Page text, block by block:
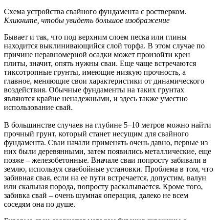
Схема устройства свайного фундамента с ростверком.
Кликните, чтобы увидеть большое изображение
Бывает и так, что под верхним слоем песка или глины
находится выклинивающийся слой торфа. В этом случае по
причине неравномерной осадки может произойти крен
плиты, значит, опять нужны сваи. Еще чаще встречаются
тиксотропные грунты, имеющие низкую прочность, а
главное, меняющие свои характеристики от динамического
воздействия. Обычные фундаменты на таких грунтах
являются крайне ненадежными, и здесь также уместно
использование свай.
В большинстве случаев на глубине 5–10 метров можно найти
прочный грунт, который станет несущим для свайного
фундамента. Сваи начали применять очень давно, первые из
них были деревянными, затем появились металлические, еще
позже – железобетонные. Вначале сваи попросту забивали в
землю, используя сваебойные установки. Проблема в том, что
забивная свая, если на ее пути встречается, допустим, валун
или скальная порода, попросту раскалывается. Кроме того,
забивка свай – очень шумная операция, далеко не всем
соседям она по душе.